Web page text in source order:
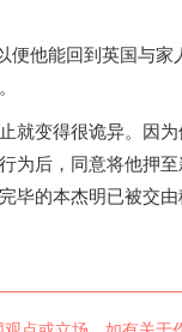
他能回到英国与家
变得很诡异。因为
为后，同意将他押至
的本杰明已被交由